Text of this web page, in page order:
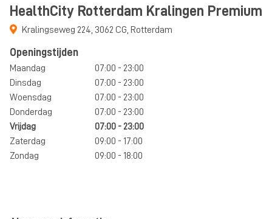
HealthCity Rotterdam Kralingen Premium
Kralingseweg 224, 3062 CG, Rotterdam
Openingstijden
Maandag
07:00 - 23:00
Dinsdag
07:00 - 23:00
Woensdag
07:00 - 23:00
Donderdag
07:00 - 23:00
Vrijdag
07:00 - 23:00
Zaterdag
09:00 - 17:00
Zondag
09:00 - 18:00